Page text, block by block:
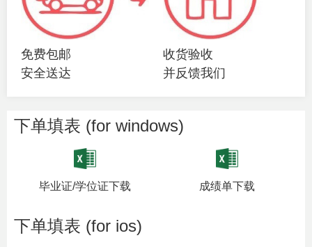
免费包邮
安全送达
收货验收
并反馈我们
下单填表 (for windows)
毕业证/学位证下载 成绩单下载
下单填表 (for ios)